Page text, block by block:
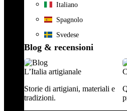
Italiano
Spagnolo
Svedese
Blog & recensioni
L’Italia artigianale
Storie di artigiani, materiali e
tradizioni.